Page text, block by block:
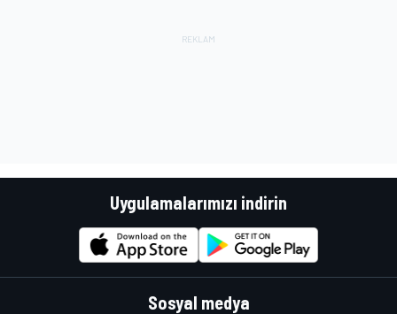
Uygulamalarımızı indirin
Sosyal medya